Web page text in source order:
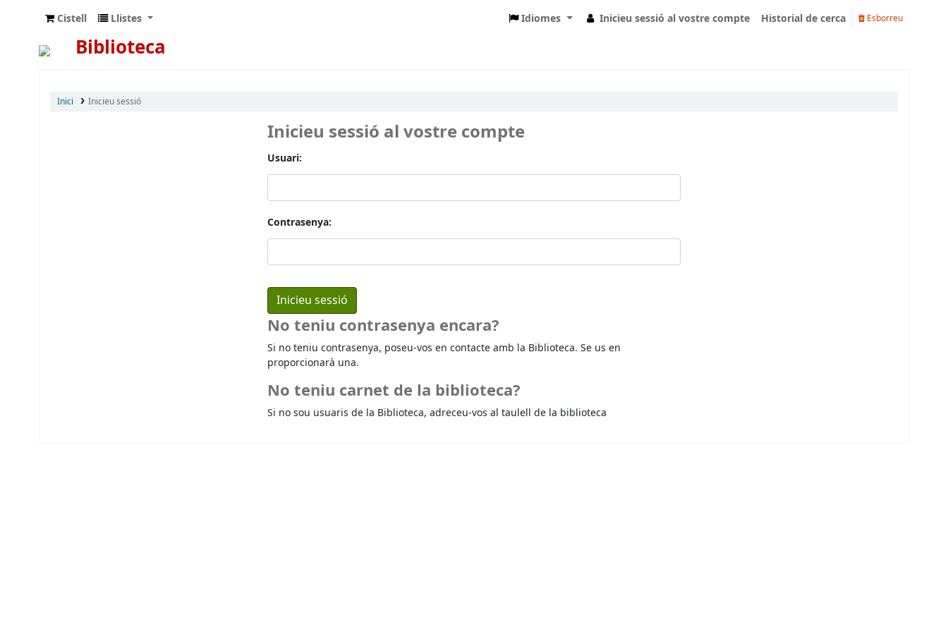
Cistell Llistes Idiomes Inicieu sessió al vostre compte Historial de cerca Esborreu
Biblioteca
Inici Inicieu sessió
Inicieu sessió al vostre compte
Usuari:
Contrasenya:
No teniu contrasenya encara?
Si no teniu contrasenya, poseu-vos en contacte amb la Biblioteca. Se us en
proporcionarà una.
No teniu carnet de la biblioteca?
Si no sou usuaris de la Biblioteca, adreceu-vos al taulell de la biblioteca